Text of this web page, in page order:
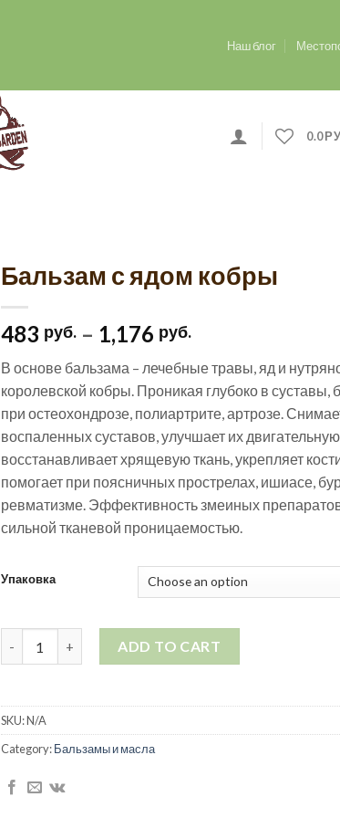
Наш блог
0.0
Бальзам с ядом кобры
483 руб. – 1,176 руб.
В основе бальзама – лечебные травы, яд и
королевской кобры. Проникая глубоко в суставы,
при остеохондрозе, полиартрите, артрозе.
воспаленных суставов, улучшает их
восстанавливает хрящевую ткань, укрепляет
помогает при поясничных прострелах, ишиасе,
ревматизме. Эффективность змеиных
сильной тканевой проницаемостью.
Упаковка
ADD TO CART
SKU:N/A
Category:Бальзамы и масла